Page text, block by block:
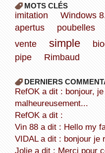
MOTS CLÉS
imitation Windows
apertus
poubelles
vente
simple
pipe
Rimbaud
DERNIERS
refOK a dit : bonjour, je ne peux
malheureusement...
refOK a dit :
Vin 88 a dit : Hello my
VIDAL a dit : bonjour
Jolie a dit : Merci pour